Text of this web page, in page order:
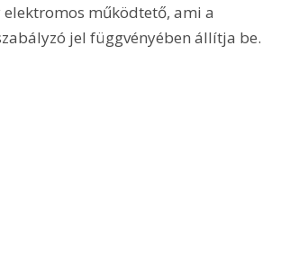
elektromos működtető, ami a
jel függvényében állítja be.